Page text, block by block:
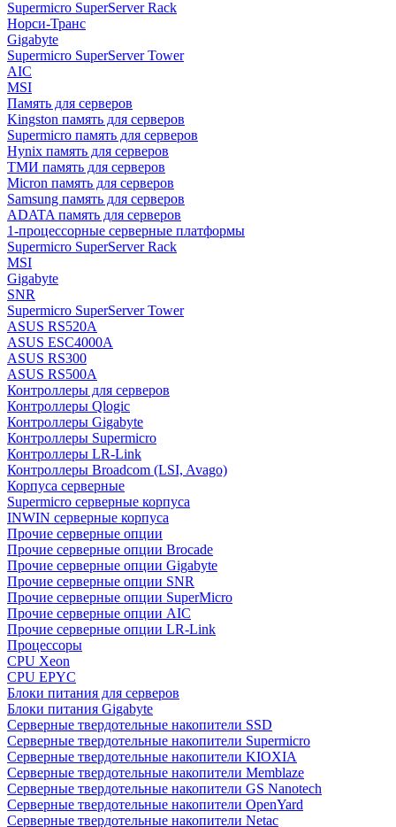
Supermicro SuperServer Rack
Норси-Транс
Gigabyte
Supermicro SuperServer Tower
AIC
MSI
Память для серверов
Kingston память для серверов
Supermicro память для серверов
Hynix память для серверов
ТМИ память для серверов
Micron память для серверов
Samsung память для серверов
ADATA память для серверов
1-процессорные серверные платформы
Supermicro SuperServer Rack
MSI
Gigabyte
SNR
Supermicro SuperServer Tower
ASUS RS520A
ASUS ESC4000A
ASUS RS300
ASUS RS500A
Контроллеры для серверов
Контроллеры Qlogic
Контроллеры Gigabyte
Контроллеры Supermicro
Контроллеры LR-Link
Контроллеры Broadcom (LSI, Avago)
Корпуса серверные
Supermicro серверные корпуса
INWIN серверные корпуса
Прочие серверные опции
Прочие серверные опции Brocade
Прочие серверные опции Gigabyte
Прочие серверные опции SNR
Прочие серверные опции SuperMicro
Прочие серверные опции AIC
Прочие серверные опции LR-Link
Процессоры
CPU Xeon
CPU EPYC
Блоки питания для серверов
Блоки питания Gigabyte
Серверные твердотельные накопители SSD
Cерверные твердотельные накопители Supermicro
Cерверные твердотельные накопители KIOXIA
Cерверные твердотельные накопители Memblaze
Cерверные твердотельные накопители GS Nanotech
Серверные твердотельные накопители OpenYard
Серверные твердотельные накопители Netac